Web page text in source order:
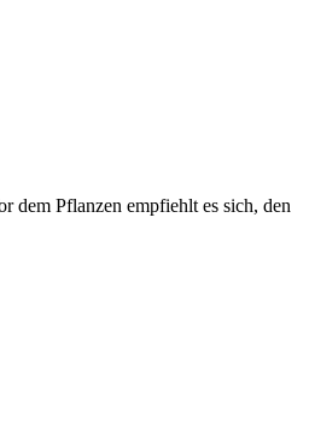
dem Pflanzen empfiehlt es sich, den